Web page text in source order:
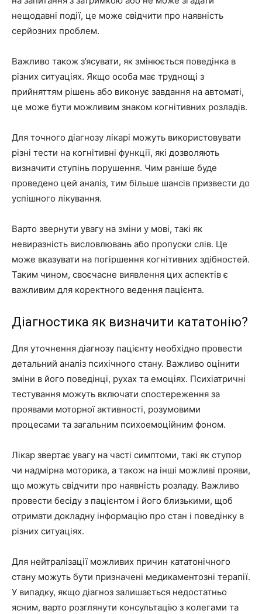
нещодавні події, це може свідчити про наявність
серйозних проблем.
Важливо також з’ясувати, як змінюється поведінка в
різних ситуаціях. Якщо особа має труднощі з
прийняттям рішень або виконує завдання на автоматі,
це може бути можливим знаком когнітивних розладів.
Для точного діагнозу лікарі можуть використовувати
різні тести на когнітивні функції, які дозволяють
визначити ступінь порушення. Чим раніше буде
проведено цей аналіз, тим більше шансів призвести до
успішного лікування.
Варто звернути увагу на зміни у мові, такі як
невиразність висловлювань або пропуски слів. Це
може вказувати на погіршення когнітивних здібностей.
Таким чином, своєчасне виявлення цих аспектів є
важливим для коректного ведення пацієнта.
Діагностика як визначити кататонію?
Для уточнення діагнозу пацієнту необхідно провести
детальний аналіз психічного стану. Важливо оцінити
зміни в його поведінці, рухах та емоціях. Психіатричні
тестування можуть включати спостереження за
проявами моторної активності, розумовими
процесами та загальним психоемоційним фоном.
Лікар звертає увагу на часті симптоми, такі як ступор
чи надмірна моторика, а також на інші можливі прояви,
що можуть свідчити про наявність розладу. Важливо
провести бесіду з пацієнтом і його близькими, щоб
отримати докладну інформацію про стан і поведінку в
різних ситуаціях.
Для нейтралізації можливих причин кататонічного
стану можуть бути призначені медикаментозні терапії.
У випадку, якщо діагноз залишається недостатньо
ясним, варто розглянути консультацію з колегами та